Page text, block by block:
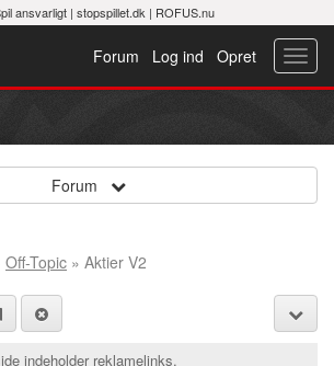
ansvarligt| stopspillet.dk | ROFUS.nu
Opret
Log ind
Forum
Forum
Off-Topic » Aktier V2
indeholder reklamelinks.